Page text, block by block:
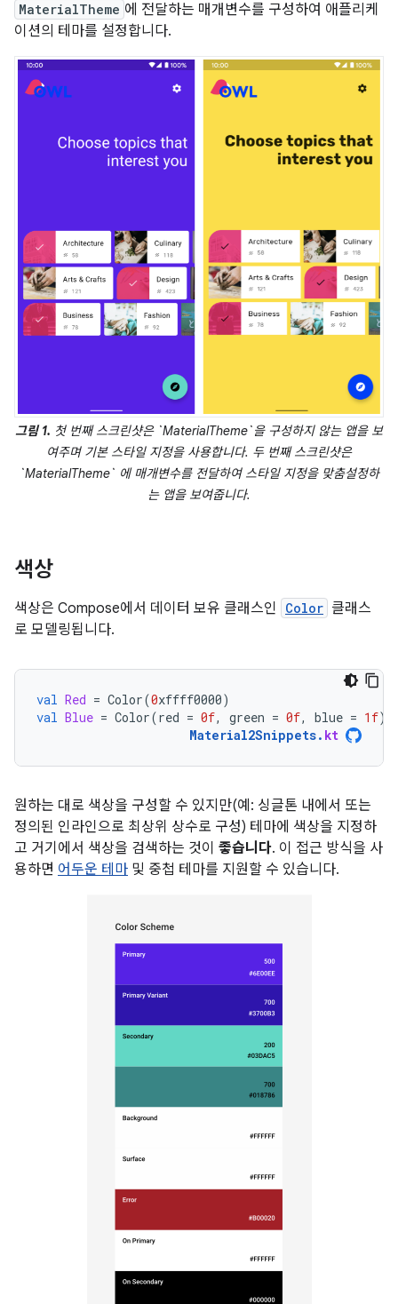
MaterialTheme 에 전달하는 매개변수를 구성하여 애플리케
이션의 테마를 설정합니다.
그림 1. 첫 번째 스크린샷은 `MaterialTheme`을 구성하지 않는 앱을 보
여주며 기본 스타일 지정을 사용합니다. 두 번째 스크린샷은
`MaterialTheme` 에 매개변수를 전달하여 스타일 지정을 맞춤설정하
는 앱을 보여줍니다.
색상
색상은 Compose에서 데이터 보유 클래스인 Color 클래스
로 모델링됩니다.
val Red = Color(0xffff0000)
val Blue = Color(red = 0f, green = 0f, blue = 1f)
Material2Snippets. kt
원하는 대로 색상을 구성할 수 있지만(예: 싱글톤 내에서 또는
정의된 인라인으로 최상위 상수로 구성) 테마에 색상을 지정하
고 거기에서 색상을 검색하는 것이 좋습니다. 이 접근 방식을 사
용하면 어두운 테마 및 중첩 테마를 지원할 수 있습니다.